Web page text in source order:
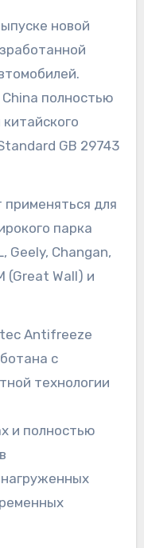
новой
полностью
GB 29743
для
парка
Geely, Changan,
(Great Wall) и
Antifreeze
с
технологии
и полностью